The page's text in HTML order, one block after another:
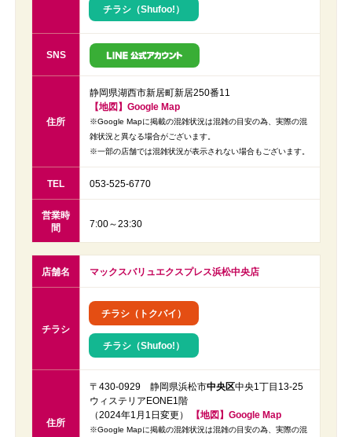
チラシ（Shufoo!）
SNS
住所
静岡県湖西市新居町新居250番11
【地図】Google Map
※Google Mapに掲載の混雑状況は混雑の目安の為、実際の混
雑状況と異なる場合がございます。
※一部の店舗では混雑状況が表示されない場合もございます。
TEL 053-525-6770
営業時
間
7:00～23:30
店舗名 マックスバリュエクスプレス浜松中央店
チラシ
チラシ（トクバイ）
チラシ（Shufoo!）
住所
〒430-0929 静岡県浜松市中央区中央1丁目13-25
ウィステリアEONE1階
（2024年1月1日変更）
【地図】Google Map
※Google Mapに掲載の混雑状況は混雑の目安の為、実際の混